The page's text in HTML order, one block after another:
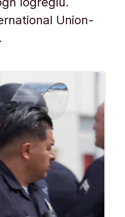
Union-